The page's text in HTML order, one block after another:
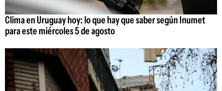
Clima en Uruguay hoy: lo que hay que saber según Inumet
para este miércoles 5 de agosto